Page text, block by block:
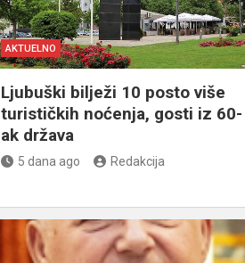
AKTUELNO
Ljubuški bilježi 10 posto više
turističkih noćenja, gosti iz 60-
ak država
5 dana ago Redakcija